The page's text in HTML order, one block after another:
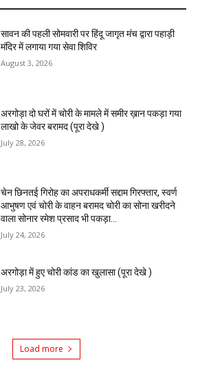
सावन की पहली सोमवारी पर हिंदू जागृत मंच द्वारा पहाड़ी
मंदिर में लगाया गया सेवा शिविर
August 3, 2026
अरगोड़ा दो घरों में चोरी के मामले में समीर ख़ान पकड़ा गया
लाखो के जेवर बरामद (पूरा देखे )
July 28, 2026
चेन छिनतई गिरोह का अपराधकर्मी सद्दाम गिरफ्तार, स्वर्ण
आभुषण एवं चोरी के वाहन बरामद चोरी का सोना खरीदने
वाला सोनार रमेश प्रसाद भी पकड़ा...
July 24, 2026
अरगोड़ा में हुए चोरी कांड का खुलासा (पूरा देखे )
July 23, 2026
Load more